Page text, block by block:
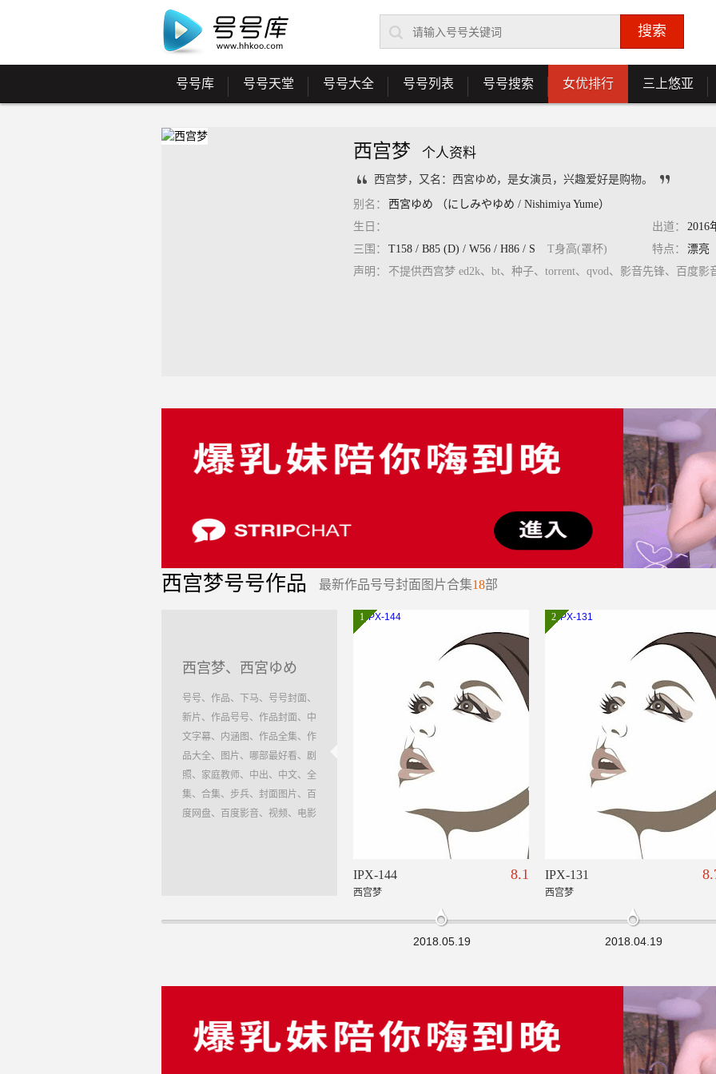
号号库 号号天堂 号号大全 号号列表 号号搜索 女优排行 三上悠亚
西宫梦 个人资料
西宫梦，又名：西宮ゆめ，是女演员，兴趣爱好是购物。
别名：
西宮ゆめ （にしみやゆめ / Nishimiya Yume）
生日：
出道：
2016
三围：
T158 / B85 (D) / W56 / H86 / S T身高(罩杯) 特点：
漂亮
声明：
不提供西宫梦 ed2k、bt、种子、torrent、qvod、影音先锋、百度
西宫梦号号作品 最新作品号号封面图片合集18部
西宫梦、西宮ゆめ
号号、作品、下马、号号封面、
新片、作品号号、作品封面、中
文字幕、内涵图、作品全集、作
品大全、图片、哪部最好看、剧
照、家庭教师、中出、中文、全
集、合集、步兵、封面图片、百
度网盘、百度影音、视频、电影
1
IPX-144 8.1
西宫梦
2018.05.19
2
IPX-131
西宫梦
2018.04.19